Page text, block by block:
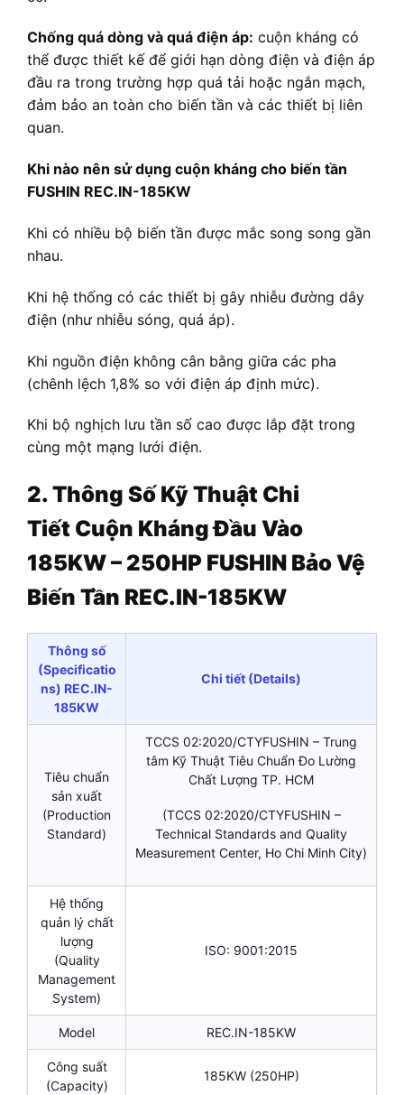
Chống quá dòng và quá điện áp: cuộn kháng có
thể được thiết kế để giới hạn dòng điện và điện áp
đầu ra trong trường hợp quá tải hoặc ngắn mạch,
đảm bảo an toàn cho biến tần và các thiết bị liên
quan.
Khi nào nên sử dụng cuộn kháng cho biến tần
FUSHIN REC.IN-185KW
Khi có nhiều bộ biến tần được mắc song song gần
nhau.
Khi hệ thống có các thiết bị gây nhiễu đường dây
điện (như nhiễu sóng, quá áp).
Khi nguồn điện không cân bằng giữa các pha
(chênh lệch 1,8% so với điện áp định mức).
Khi bộ nghịch lưu tần số cao được lắp đặt trong
cùng một mạng lưới điện.
2. Thông Số Kỹ Thuật Chi
Tiết Cuộn Kháng Đầu Vào
185KW – 250HP FUSHIN Bảo Vệ
Biến Tần REC.IN-185KW
Thông số
(Specificatio
ns) REC.IN-
185KW
Chi tiết (Details)
Tiêu chuẩn
sản xuất
(Production
Standard)
TCCS 02:2020/CTYFUSHIN – Trung
tâm Kỹ Thuật Tiêu Chuẩn Đo Lường
Chất Lượng TP. HCM
(TCCS 02:2020/CTYFUSHIN –
Technical Standards and Quality
Measurement Center, Ho Chi Minh City)
Hệ thống
quản lý chất
lượng
(Quality
Management
System)
ISO: 9001:2015
Model REC.IN-185KW
Công suất
(Capacity)
185KW (250HP)